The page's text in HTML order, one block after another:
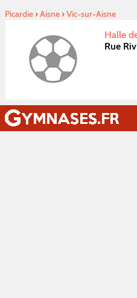
Picardie›Aisne›Vic-sur-Aisne
Halle
Rue